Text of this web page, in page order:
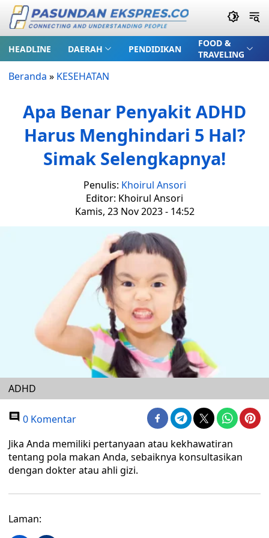
HEADLINE DAERAH PENDIDIKAN
FOOD &
TRAVELING
Beranda » KESEHATAN
Apa Benar Penyakit ADHD
Harus Menghindari 5 Hal?
Simak Selengkapnya!
Penulis: Khoirul Ansori
Editor: Khoirul Ansori
Kamis, 23 Nov 2023 - 14:52
ADHD
0 Komentar
Jika Anda memiliki pertanyaan atau kekhawatiran
tentang pola makan Anda, sebaiknya konsultasikan
dengan dokter atau ahli gizi.
Laman: